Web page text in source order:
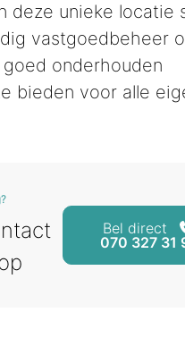
deze unieke locatie
vastgoedbeheer
onderhouden
bieden voor alle
Bel direct
070 327 31